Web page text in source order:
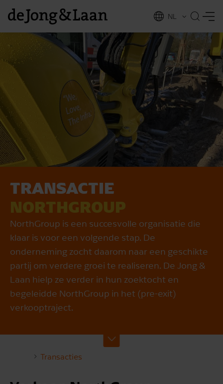
EN
NL
TRANSACTIE
NORTHGROUP
NorthGroup is een succesvolle organisatie die
klaar is voor een volgende stap. De
onderneming zocht daarom naar een geschikte
partij om verdere groei te realiseren. De Jong &
Laan hielp ze verder in hun zoektocht en
begeleidde NorthGroup in het (pre-exit)
verkooptraject.
Transacties